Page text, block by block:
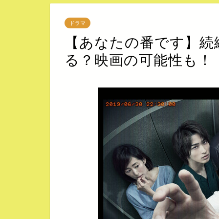
ドラマ
【あなたの番です】
る？映画の可能性も！